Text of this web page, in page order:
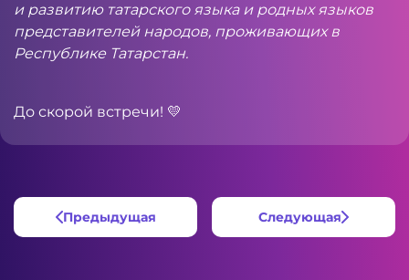
и развитию татарского языка и родных языков
представителей народов, проживающих в
Республике Татарстан.
До скорой встречи! 💛
Предыдущая Следующая